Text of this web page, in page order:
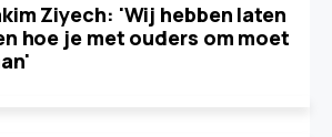
Ziyech: 'Wij hebben laten
hoe je met ouders om moet